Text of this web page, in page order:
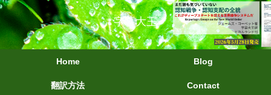
字幕大王
Home Blog
翻訳方法 Contact